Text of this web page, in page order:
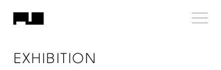
EXHIBITION